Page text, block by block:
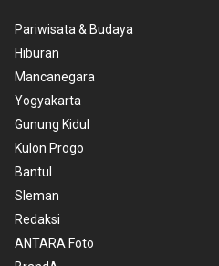
Pariwisata & Budaya
Hiburan
Mancanegara
Yogyakarta
Gunung Kidul
Kulon Progo
Bantul
Sleman
Redaksi
ANTARA Foto